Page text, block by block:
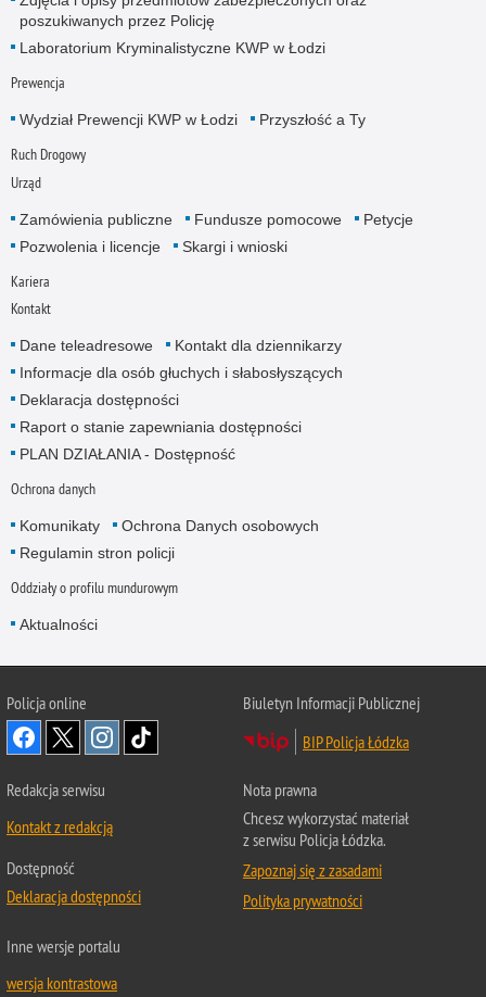
poszukiwanych przez Policję
Laboratorium Kryminalistyczne KWP w Łodzi
Prewencja
Wydział Prewencji KWP w Łodzi Przyszłość a Ty
Ruch Drogowy
Urząd
Zamówienia publiczne Fundusze pomocowe
Petycje
Pozwolenia i licencje
Skargi i wnioski
Kariera
Kontakt
Dane teleadresowe
Kontakt dla dziennikarzy
Informacje dla osób głuchych i słabosłyszących
Deklaracja dostępności
Raport o stanie zapewniania dostępności
PLAN DZIAŁANIA - Dostępność
Ochrona danych
Komunikaty
Ochrona Danych osobowych
Regulamin stron policji
Oddziały o profilu mundurowym
Aktualności
Policja online
Biuletyn Informacji Publicznej
BIP Policja Łódzka
Redakcja serwisu
Kontakt z redakcją
Dostępność
Deklaracja dostępności
Nota prawna
Chcesz wykorzystać materiał
z serwisu Policja Łódzka.
Zapoznaj się z zasadami
Polityka prywatności
Inne wersje portalu
wersja kontrastowa